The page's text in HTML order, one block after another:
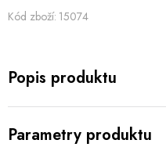
Kód zboží: 15074
Popis produktu
Parametry produktu